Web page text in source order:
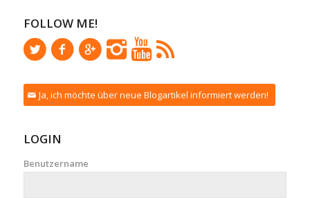
FOLLOW ME!
Ja, ich möchte über neue Blogartikel informiert werden!
LOGIN
Benutzername